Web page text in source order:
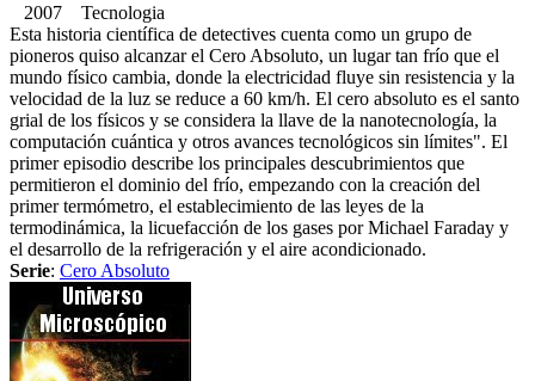
2007 Tecnologia
Esta historia científica de detectives cuenta como un grupo de
pioneros quiso alcanzar el Cero Absoluto, un lugar tan frío que el
mundo físico cambia, donde la electricidad fluye sin resistencia y la
velocidad de la luz se reduce a 60 km/h. El cero absoluto es el santo
grial de los físicos y se considera la llave de la nanotecnología, la
computación cuántica y otros avances tecnológicos sin límites". El
primer episodio describe los principales descubrimientos que
permitieron el dominio del frío, empezando con la creación del
primer termómetro, el establecimiento de las leyes de la
termodinámica, la licuefacción de los gases por Michael Faraday y
el desarrollo de la refrigeración y el aire acondicionado.
Serie: Cero Absoluto